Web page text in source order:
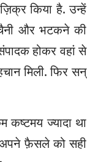
किया है. उन्हें
और भटकने की
होकर वहां से
मिली. फिर सन्
ज्यादा था
अपने फ़ैसले को सही